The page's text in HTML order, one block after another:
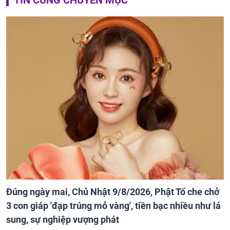
Đúng ngày mai, Chủ Nhật 9/8/2026, Phật Tổ che chở
3 con giáp 'đạp trúng mỏ vàng', tiền bạc nhiều như lá
sung, sự nghiệp vượng phát